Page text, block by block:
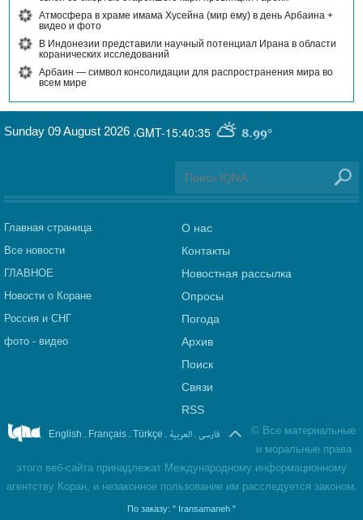
Атмосфера в храме имама Хусейна (мир ему) в день Арбаина +
видео и фото
В Индонезии представили научный потенциал Ирана в области
коранических исследований
Арбаин — символ консолидации для распространения мира во
всем мире
GMT-15:40:35 8.99°
Sunday 09 August 2026 ,
Главная страница
Все новости
ГЛАВНОЕ
Новости о Коране
Россия и СНГ
фото - видео
О нас
Контакты
Новостная рассылка
Опросы
Погода
Архив
Поиск
Связи
RSS
English . Français . Türkçe . العربیة . فارسی © Все материальные
и моральные права
этого веб-сайта принадлежат Международному информационному
агентству Коран, и незаконное пользование им расследуется законом.
По заказу: " Iransamaneh "